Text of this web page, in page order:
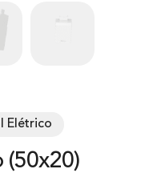
Elétrico
(50x20)